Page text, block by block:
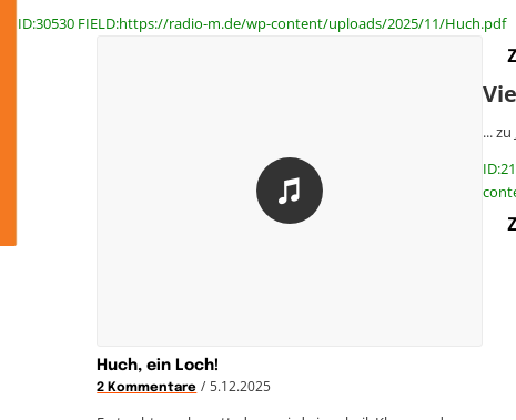
ID:30530 FIELD:https://radio-m.de/wp-content/uploads/2025/11/Huch.pdf
Huch, ein Loch!
2 Kommentare / 5.12.2025
...